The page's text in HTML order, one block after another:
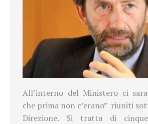
All’interno del Ministero ci
che prima non c’erano” riuniti
Direzione. Si tratta di